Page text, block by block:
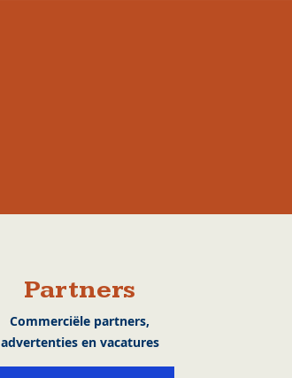
Partners
Commerciële partners,
advertenties en vacatures